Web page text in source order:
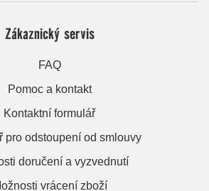
Zákaznický servis
FAQ
Pomoc a kontakt
Kontaktní formulář
pro odstoupení od smlouvy
doručení a vyzvednutí
vrácení zboží